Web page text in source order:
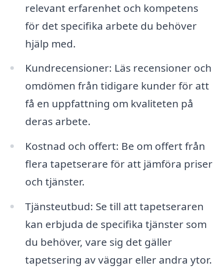
relevant erfarenhet och kompetens
för det specifika arbete du behöver
hjälp med.
Kundrecensioner: Läs recensioner och
omdömen från tidigare kunder för att
få en uppfattning om kvaliteten på
deras arbete.
Kostnad och offert: Be om offert från
flera tapetserare för att jämföra priser
och tjänster.
Tjänsteutbud: Se till att tapetseraren
kan erbjuda de specifika tjänster som
du behöver, vare sig det gäller
tapetsering av väggar eller andra ytor.